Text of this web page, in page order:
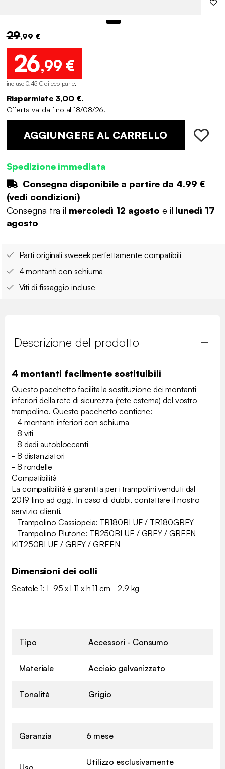
29,99 €
26,99 €
incluso 0,45 € di eco-parte.
Risparmiate 3,00 €.
Offerta valida fino al 18/08/26.
AGGIUNGERE AL CARRELLO
Spedizione immediata
Consegna disponibile a partire da 4.99 €
(vedi condizioni)
Consegna tra il mercoledì 12 agosto e il lunedì 17
agosto
Parti originali sweeek perfettamente compatibili
4 montanti con schiuma
Viti di fissaggio incluse
Descrizione del prodotto
4 montanti facilmente sostituibili
Questo pacchetto facilita la sostituzione dei montanti
inferiori della rete di sicurezza (rete esterna) del vostro
trampolino. Questo pacchetto contiene:
- 4 montanti inferiori con schiuma
- 8 viti
- 8 dadi autobloccanti
- 8 distanziatori
- 8 rondelle
Compatibilità
La compatibilità è garantita per i trampolini venduti dal
2019 fino ad oggi. In caso di dubbi, contattare il nostro
servizio clienti.
- Trampolino Cassiopeia: TR180BLUE / TR180GREY
- Trampolino Plutone: TR250BLUE / GREY / GREEN -
KIT250BLUE / GREY / GREEN
Dimensioni dei colli
Scatole 1: L 95 x l 11 x h 11 cm - 2.9 kg
Tipo Accessori - Consumo
Materiale Acciaio galvanizzato
Tonalità Grigio
Garanzia 6 mese
Utilizzo esclusivamente